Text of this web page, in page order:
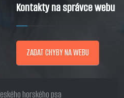
Kontakty na správce webu
ZADAT CHYBY NA WEBU
horského psa